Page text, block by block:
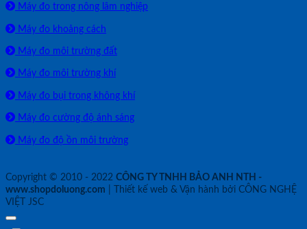
Máy đo trong nông lâm nghiệp
Máy đo khoảng cách
Máy đo môi trường đất
Máy đo môi trường khí
Máy đo bụi trong không khí
Máy đo cường độ ánh sáng
Máy đo độ ồn môi trường
Copyright © 2010 - 2022 CÔNG TY TNHH BẢO ANH NTH -
www.shopdoluong.com | Thiết kế web & Vận hành bởi CÔNG NGHỆ
VIỆT JSC